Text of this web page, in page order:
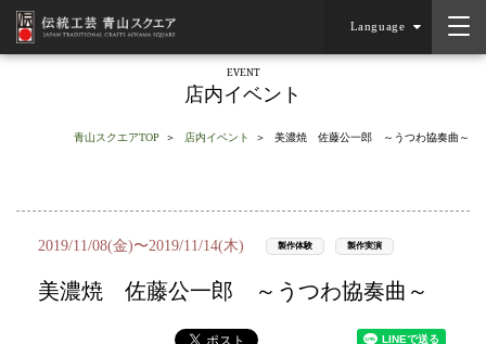
Language
EVENT
店内イベント
青山スクエアTOP 店内イベント 美濃焼 佐藤公一郎 ～うつわ協奏曲～
2019/11/08(金)〜2019/11/14(木) 製作体験 製作実演
美濃焼 佐藤公一郎 ～うつわ協奏曲～